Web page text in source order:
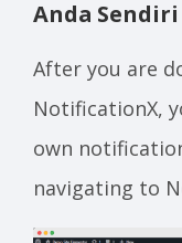
Anda Sendiri
After you are
NotificationX,
own
navigating to